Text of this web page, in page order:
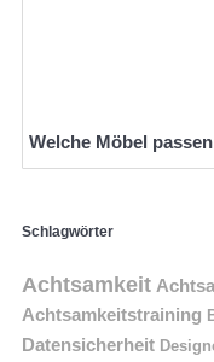
Welche Möbel
Schlagwörter
Achtsamkeit
Achtsamkeitstraining
Datensicherheit